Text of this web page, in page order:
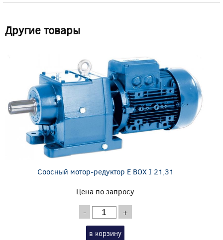
Другие товары
Соосный мотор-редуктор E BOX I 21,31
Цена по запросу
- +
в корзину